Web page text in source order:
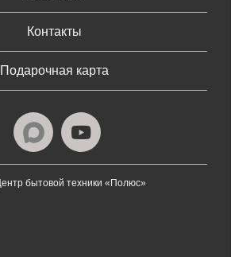
Контакты
Подарочная карта
бытовой техники «Полюс»